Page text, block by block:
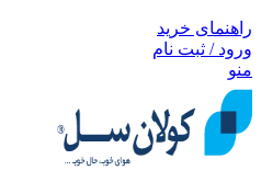
راهنمای خرید
ورود / ثبت نام
منو